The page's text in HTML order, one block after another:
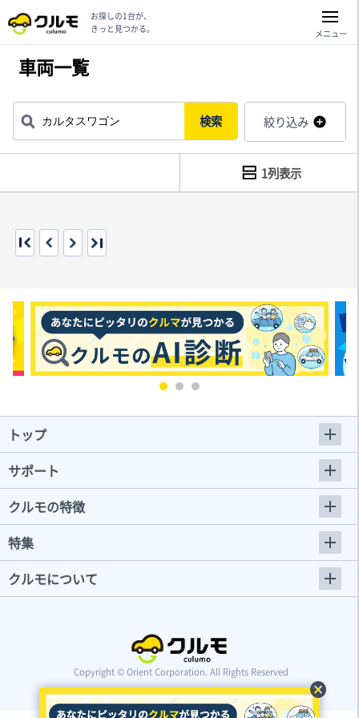
cancel
お探しの1台が、
きっと見つかる。
メニュー
車両一覧
検索 絞り込み
1列表示
トップ
サポート
クルモの特徴
特集
クルモについて
Copyright © Orient Corporation. All Rights Reserved